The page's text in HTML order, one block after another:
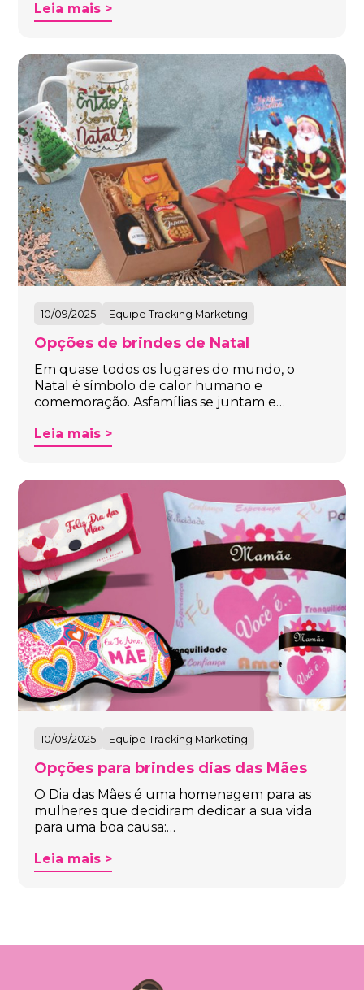
Leia mais >
10/09/2025 Equipe Tracking Marketing
Opções de brindes de Natal
Em quase todos os lugares do mundo, o
Natal é símbolo de calor humano e
comemoração. Asfamílias se juntam e…
Leia mais >
10/09/2025 Equipe Tracking Marketing
Opções para brindes dias das Mães
O Dia das Mães é uma homenagem para as
mulheres que decidiram dedicar a sua vida
para uma boa causa:…
Leia mais >